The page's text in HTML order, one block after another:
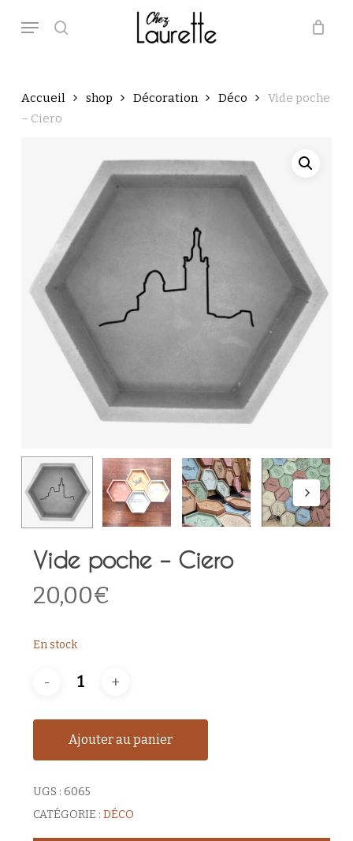
main
search
Menu
Panier Close
Accueil shop Décoration Déco
Vide poche
– Ciero
Vide poche – Ciero
20,00€
En stock
Ajouter au panier
UGS : 6065
CATÉGORIE : DÉCO